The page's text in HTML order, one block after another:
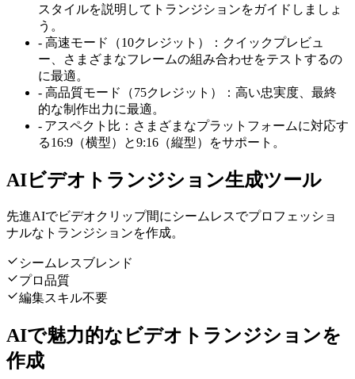
スタイルを説明してトランジションをガイドしましょ
う。
- 高速モード（10クレジット）：クイックプレビュ
ー、さまざまなフレームの組み合わせをテストするの
に最適。
- 高品質モード（75クレジット）：高い忠実度、最終
的な制作出力に最適。
- アスペクト比：さまざまなプラットフォームに対応す
る16:9（横型）と9:16（縦型）をサポート。
AIビデオトランジション生成ツール
先進AIでビデオクリップ間にシームレスでプロフェッショ
ナルなトランジションを作成。
シームレスブレンド
プロ品質
編集スキル不要
AIで魅力的なビデオトランジションを
作成